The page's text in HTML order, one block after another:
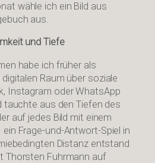
wähle ich ein Bild aus
aus.
und Tiefe
habe ich früher als
Raum über soziale
Instagram oder WhatsApp
tauchte aus den Tiefen des
auf jedes Bild mit einem
Frage-und-Antwort-Spiel in
Distanz entstand
Thorsten Fuhrmann auf